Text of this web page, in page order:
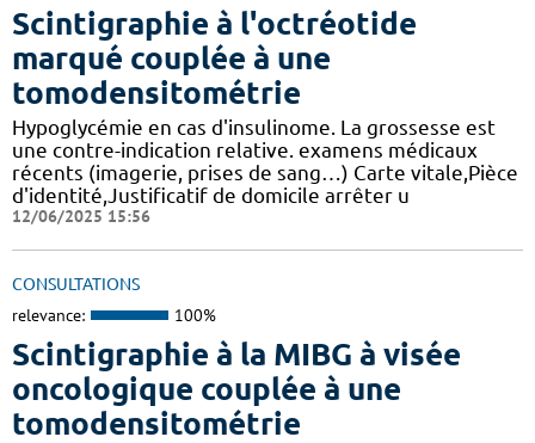
Scintigraphie à l'octréotide
marqué couplée à une
tomodensitométrie
Hypoglycémie en cas d'insulinome. La grossesse est
une contre-indication relative. examens médicaux
récents (imagerie, prises de sang…) Carte vitale,Pièce
d'identité,Justificatif de domicile arrêter u
12/06/2025 15:56
CONSULTATIONS
relevance: 100%
Scintigraphie à la MIBG à visée
oncologique couplée à une
tomodensitométrie